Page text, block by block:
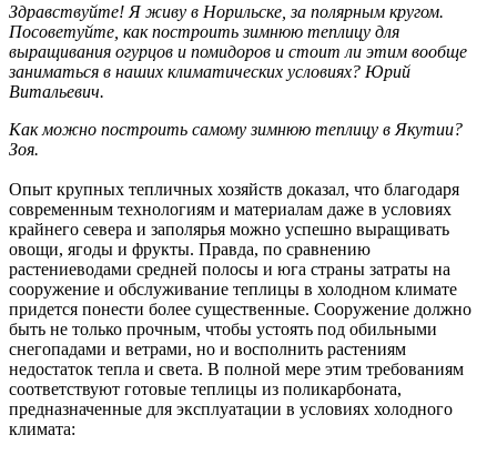
Здравствуйте! Я живу в Норильске, за полярным кругом.
Посоветуйте, как построить зимнюю теплицу для
выращивания огурцов и помидоров и стоит ли этим вообще
заниматься в наших климатических условиях? Юрий
Витальевич.
Как можно построить самому зимнюю теплицу в Якутии?
Зоя.
Опыт крупных тепличных хозяйств доказал, что благодаря
современным технологиям и материалам даже в условиях
крайнего севера и заполярья можно успешно выращивать
овощи, ягоды и фрукты. Правда, по сравнению
растениеводами средней полосы и юга страны затраты на
сооружение и обслуживание теплицы в холодном климате
придется понести более существенные. Сооружение должно
быть не только прочным, чтобы устоять под обильными
снегопадами и ветрами, но и восполнить растениям
недостаток тепла и света. В полной мере этим требованиям
соответствуют готовые теплицы из поликарбоната,
предназначенные для эксплуатации в условиях холодного
климата: